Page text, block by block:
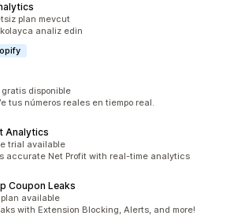
plan mevcut
analiz edin
gratis disponible
tus números reales en tiempo real.
Analytics
trial available
accurate Net Profit with real-time analytics
Coupon Leaks
plan available
with Extension Blocking, Alerts, and more!